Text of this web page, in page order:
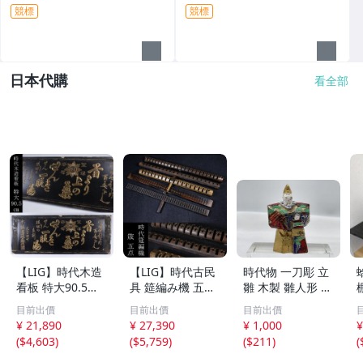
競標 競標
日本代購 看全部
【LIG】時代木造
看板 特大90.5㎝
金彩 本舗 高田徳
左衛門 古美術品
2606.676
目前出價
¥ 21,890
($4,603)
【LIG】時代古民
具 筵編み機 五点
むしろ編み 筬 お
さ 農具 古道具 26
04.458
目前出價
¥ 27,390
($5,759)
時代物 一刀彫 立
雛 木製 雛人形 木
彫彩色 小型 2.2×
3.5×H5.7cm ひな
祭り 郷土玩具 木
工芸 置物 木彫人
目前出價
¥ 1,000
($211)
(